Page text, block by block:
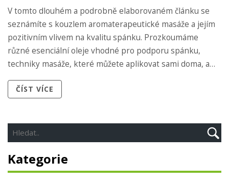
V tomto dlouhém a podrobně elaborovaném článku se
seznámíte s kouzlem aromaterapeutické masáže a jejím
pozitivním vlivem na kvalitu spánku. Prozkoumáme
různé esenciální oleje vhodné pro podporu spánku,
techniky masáže, které můžete aplikovat sami doma, a
večerní rutiny. Pojďme společně objevit, jak
ČÍST VÍCE
Kategorie